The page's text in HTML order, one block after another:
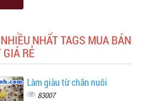
NHẤT TAGS MUA BÁN
RẺ
Làm giàu từ chăn nuôi
83007